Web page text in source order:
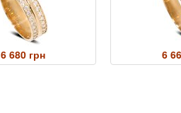
6 680 грн 6